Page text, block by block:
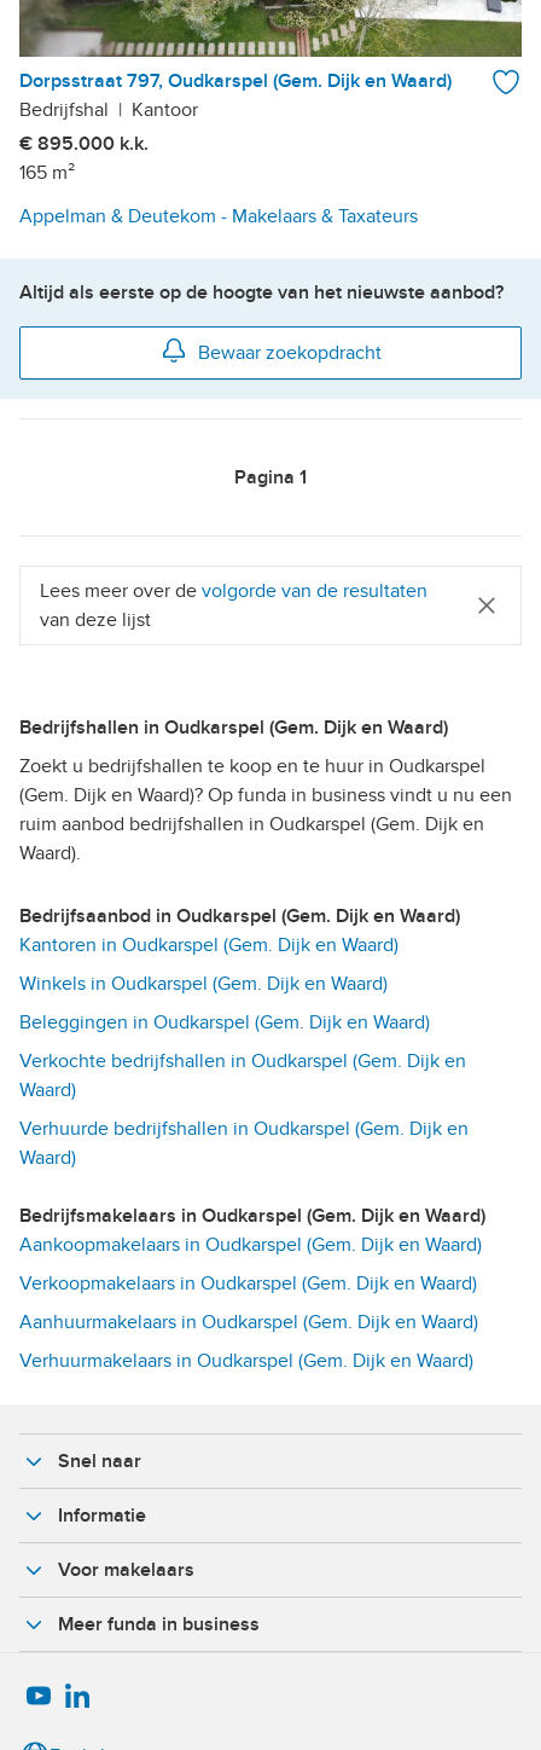
Dorpsstraat 797, Oudkarspel (Gem. Dijk en Waard)
Bedrijfshal | Kantoor
€ 895.000 k.k.
165 m²
Appelman & Deutekom - Makelaars & Taxateurs
Altijd als eerste op de hoogte van het nieuwste aanbod?
Bewaar zoekopdracht
Pagina 1
Lees meer over de volgorde van de resultaten
van deze lijst
Bedrijfshallen in Oudkarspel (Gem. Dijk en Waard)
Zoekt u bedrijfshallen te koop en te huur in Oudkarspel
(Gem. Dijk en Waard)? Op funda in business vindt u nu een
ruim aanbod bedrijfshallen in Oudkarspel (Gem. Dijk en
Waard).
Bedrijfsaanbod in Oudkarspel (Gem. Dijk en Waard)
Kantoren in Oudkarspel (Gem. Dijk en Waard)
Winkels in Oudkarspel (Gem. Dijk en Waard)
Beleggingen in Oudkarspel (Gem. Dijk en Waard)
Verkochte bedrijfshallen in Oudkarspel (Gem. Dijk en
Waard)
Verhuurde bedrijfshallen in Oudkarspel (Gem. Dijk en
Waard)
Bedrijfsmakelaars in Oudkarspel (Gem. Dijk en Waard)
Aankoopmakelaars in Oudkarspel (Gem. Dijk en Waard)
Verkoopmakelaars in Oudkarspel (Gem. Dijk en Waard)
Aanhuurmakelaars in Oudkarspel (Gem. Dijk en Waard)
Verhuurmakelaars in Oudkarspel (Gem. Dijk en Waard)
Snel naar
Informatie
Voor makelaars
Meer funda in business